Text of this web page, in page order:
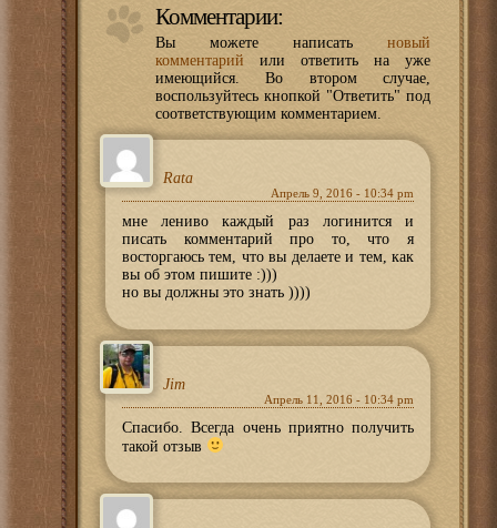
Комментарии:
Вы можете написать новый
комментарий или ответить на уже
имеющийся. Во втором случае,
воспользуйтесь кнопкой "Ответить" под
соответствующим комментарием.
Rata
Апрель 9, 2016 - 10:34 pm
мне лениво каждый раз логинится и
писать комментарий про то, что я
восторгаюсь тем, что вы делаете и тем, как
вы об этом пишите :)))
но вы должны это знать ))))
Jim
Апрель 11, 2016 - 10:34 pm
Спасибо. Всегда очень приятно получить
такой отзыв